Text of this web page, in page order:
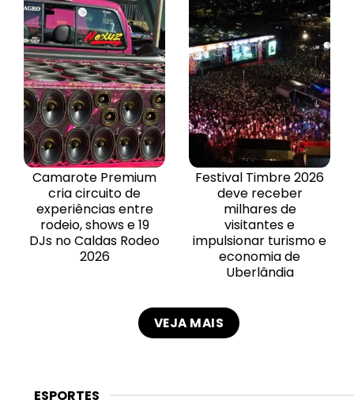
Camarote Premium
cria circuito de
experiências entre
rodeio, shows e 19
DJs no Caldas Rodeo
2026
Festival Timbre 2026
deve receber
milhares de
visitantes e
impulsionar turismo e
economia de
Uberlândia
VEJA MAIS
ESPORTES